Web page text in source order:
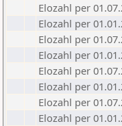
Elozahl per
Elozahl per
Elozahl per
Elozahl per
Elozahl per
Elozahl per
Elozahl per
Elozahl per